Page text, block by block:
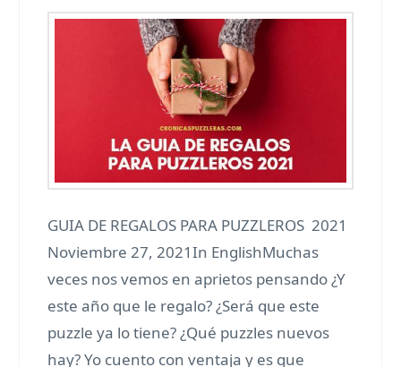
GUIA DE REGALOS PARA PUZZLEROS 2021
Noviembre 27, 2021In EnglishMuchas
veces nos vemos en aprietos pensando ¿Y
este año que le regalo? ¿Será que este
puzzle ya lo tiene? ¿Qué puzzles nuevos
hay? Yo cuento con ventaja y es que